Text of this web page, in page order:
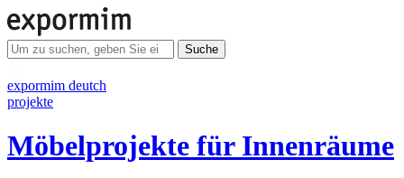
Suche
expormim deutch
projekte
Möbelprojekte für Innenräume